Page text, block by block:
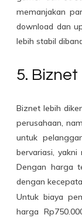
memanjakan
download dan
lebih stabil
5. Biznet
Biznet lebih
perusahaan,
untuk
bervariasi,
Dengan harga
dengan
Untuk biaya
harga